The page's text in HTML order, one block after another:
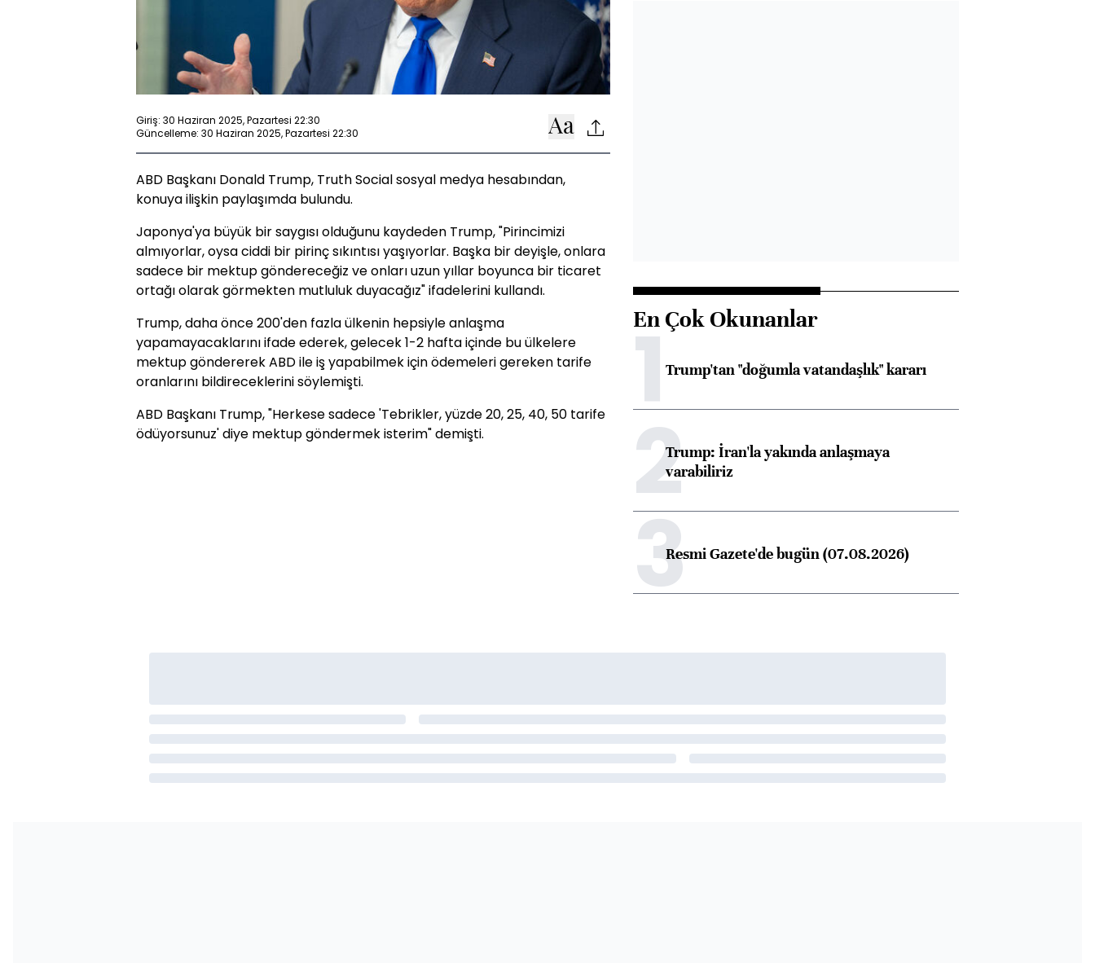
Giriş: 30 Haziran 2025, Pazartesi 22:30
Güncelleme: 30 Haziran 2025, Pazartesi 22:30
ABD Başkanı Donald Trump, Truth Social sosyal medya hesabından,
konuya ilişkin paylaşımda bulundu.
Japonya'ya büyük bir saygısı olduğunu kaydeden Trump, "Pirincimizi
almıyorlar, oysa ciddi bir pirinç sıkıntısı yaşıyorlar. Başka bir deyişle, onlara
sadece bir mektup göndereceğiz ve onları uzun yıllar boyunca bir ticaret
ortağı olarak görmekten mutluluk duyacağız" ifadelerini kullandı.
Trump, daha önce 200'den fazla ülkenin hepsiyle anlaşma
yapamayacaklarını ifade ederek, gelecek 1-2 hafta içinde bu ülkelere
mektup göndererek ABD ile iş yapabilmek için ödemeleri gereken tarife
oranlarını bildireceklerini söylemişti.
ABD Başkanı Trump, "Herkese sadece 'Tebrikler, yüzde 20, 25, 40, 50 tarife
ödüyorsunuz' diye mektup göndermek isterim" demişti.
En Çok Okunanlar
1Trump'tan "doğumla vatandaşlık" kararı
2Trump: İran'la yakında anlaşmaya
varabiliriz
3Resmi Gazete'de bugün (07.08.2026)